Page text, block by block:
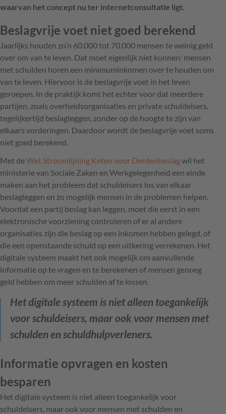
waarvan het concept nu ter internetconsultatie ligt.
Beslagvrije voet niet goed berekend
Jaarlijks houden zo’n 60.000 tot 70.000 mensen te weinig geld
over om van te leven. Dat moet eigenlijk niet kunnen: mensen
met schulden horen een minimuminkomen over te houden om
van te leven. Hiervoor is de beslagvrije voet in het leven
geroepen. In de praktijk komt het echter voor dat meerdere
partijen, zoals overheidsorganisaties en private schuldeisers,
tegelijkertijd beslagleggen, zonder op de hoogte te zijn van
elkaars vorderingen. Daardoor wordt de beslagvrije voet soms
niet goed berekend.
Met deWet Stroomlijning Keten voor Derdenbeslagwil het
ministerie van Sociale Zaken en Werkgelegenheid een einde
maken aan het probleem dat schuldeisers los van elkaar
beslagleggen en zo mogelijk mensen in de problemen helpen.
Voordat een partij beslag kan leggen, moet die eerst in een
elektronische voorziening controleren of er al andere
organisaties zijn die beslag op een inkomen hebben gelegd, of
die een openstaande schuld op een uitkering verrekenen. Het
digitale systeem maakt het ook mogelijk om aanvullende
informatie op te vragen en te berekenen of mensen genoeg
geld hebben om meer schulden af te lossen.
Het digitale systeem is niet alleen toegankelijk
voor schuldeisers, maar ook voor mensen met
schulden en schuldhulpverleners.
Informatie opvragen en kosten
besparen
Het digitale systeem is niet alleen toegankelijk voor
schuldeisers, maar ook voor mensen met schulden en